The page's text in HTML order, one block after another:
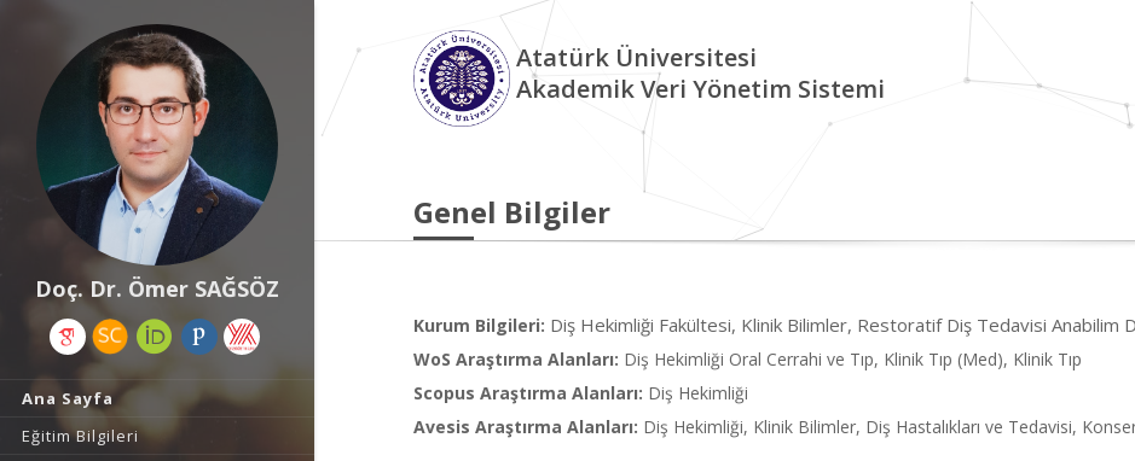
Doç. Dr. Ömer SAĞSÖZ
Ana Sayfa
Eğitim Bilgileri
Atatürk Üniversitesi
Akademik Veri Yönetim Sistemi
Genel Bilgiler
Kurum Bilgileri: Diş Hekimliği Fakültesi, Klinik Bilimler, Restoratif Diş Tedavisi Anabilim
WoS Araştırma Alanları: Diş Hekimliği Oral Cerrahi ve Tıp, Klinik Tıp (Med), Klinik Tıp
Scopus Araştırma Alanları: Diş Hekimliği
Avesis Araştırma Alanları: Diş Hekimliği, Klinik Bilimler, Diş Hastalıkları ve Tedavisi,